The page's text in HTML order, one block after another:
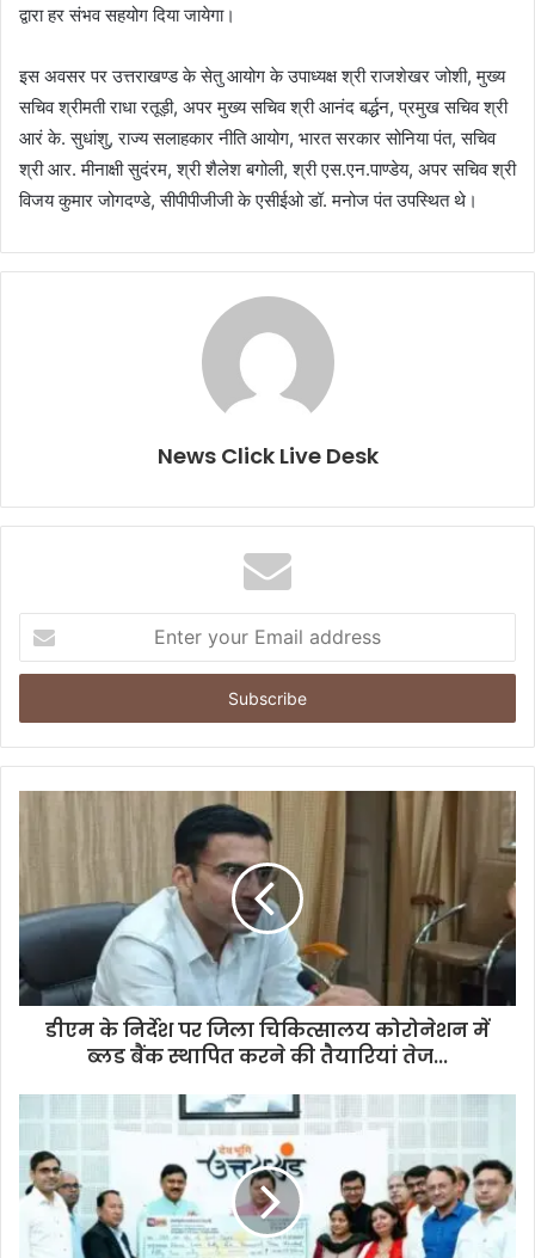
द्वारा हर संभव सहयोग दिया जायेगा।
इस अवसर पर उत्तराखण्ड के सेतु आयोग के उपाध्यक्ष श्री राजशेखर जोशी, मुख्य
सचिव श्रीमती राधा रतूड़ी, अपर मुख्य सचिव श्री आनंद बर्द्धन, प्रमुख सचिव श्री
आरं के. सुधांशु, राज्य सलाहकार नीति आयोग, भारत सरकार सोनिया पंत, सचिव
श्री आर. मीनाक्षी सुदंरम, श्री शैलेश बगोली, श्री एस.एन.पाण्डेय, अपर सचिव श्री
विजय कुमार जोगदण्डे, सीपीपीजीजी के एसीईओ डॉ. मनोज पंत उपस्थित थे।
News Click Live Desk
t
r
y
m
i
l
a
d
डीएम के निर्देश पर जिला चिकित्सालय कोरोनेशन में
ब्लड बैंक स्थापित करने की तैयारियां तेज...